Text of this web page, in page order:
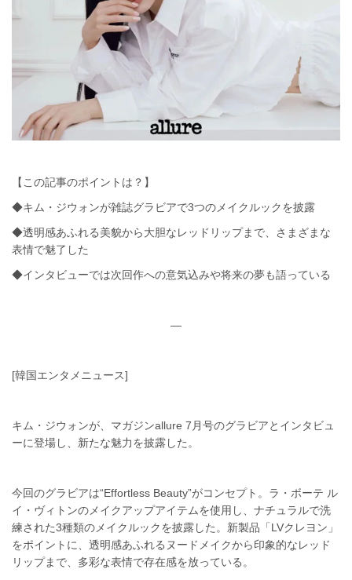
【この記事のポイントは？】
◆キム・ジウォンが雑誌グラビアで3つのメイクルックを披露
◆透明感あふれる美貌から大胆なレッドリップまで、さまざまな
表情で魅了した
◆インタビューでは次回作への意気込みや将来の夢も語っている
—
[韓国エンタメニュース]
キム・ジウォンが、マガジンallure 7月号のグラビアとインタビュ
ーに登場し、新たな魅力を披露した。
今回のグラビアは“Effortless Beauty”がコンセプト。ラ・ボーテ ル
イ・ヴィトンのメイクアップアイテムを使用し、ナチュラルで洗
練された3種類のメイクルックを披露した。新製品「LVクレヨン」
をポイントに、透明感あふれるヌードメイクから印象的なレッド
リップまで、多彩な表情で存在感を放っている。